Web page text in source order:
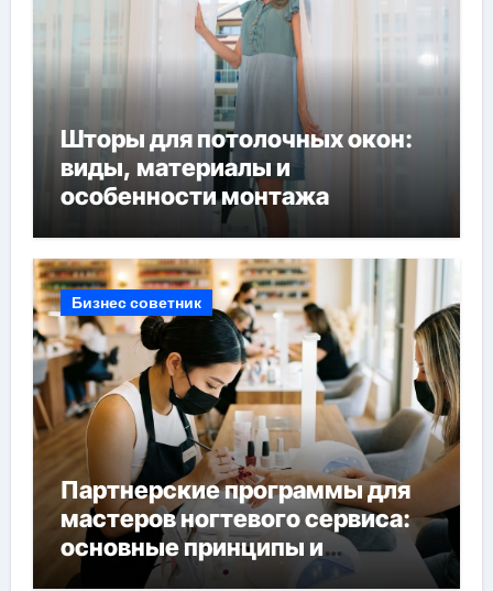
Шторы для потолочных окон:
виды, материалы и
особенности монтажа
Бизнес советник
Партнерские программы для
мастеров ногтевого сервиса:
основные принципы и
форматы участия